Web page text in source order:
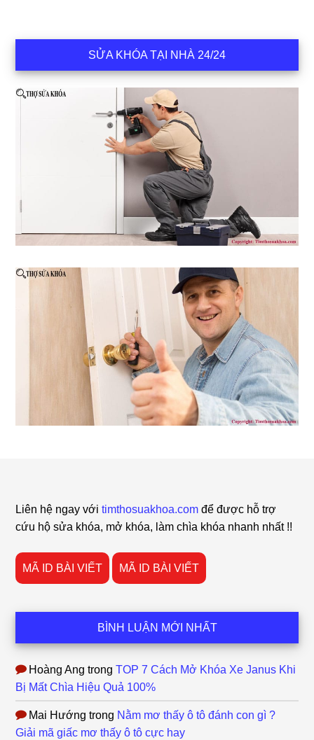
SỬA KHÓA TẠI NHÀ 24/24
Liên hệ ngay vớitimthosuakhoa.com để được hỗ trợ
cứu hộ sửa khóa, mở khóa, làm chìa khóa nhanh nhất !!
MÃ ID BÀI VIẾT MÃ ID BÀI VIẾT
BÌNH LUẬN MỚI NHẤT
Hoàng Ang trongTOP 7 Cách Mở Khóa Xe Janus Khi
Bị Mất Chìa Hiệu Quả 100%
Mai Hướng trong Nằm mơ thấy ô tô đánh con gì ?
Giải mã giấc mơ thấy ô tô cực hay